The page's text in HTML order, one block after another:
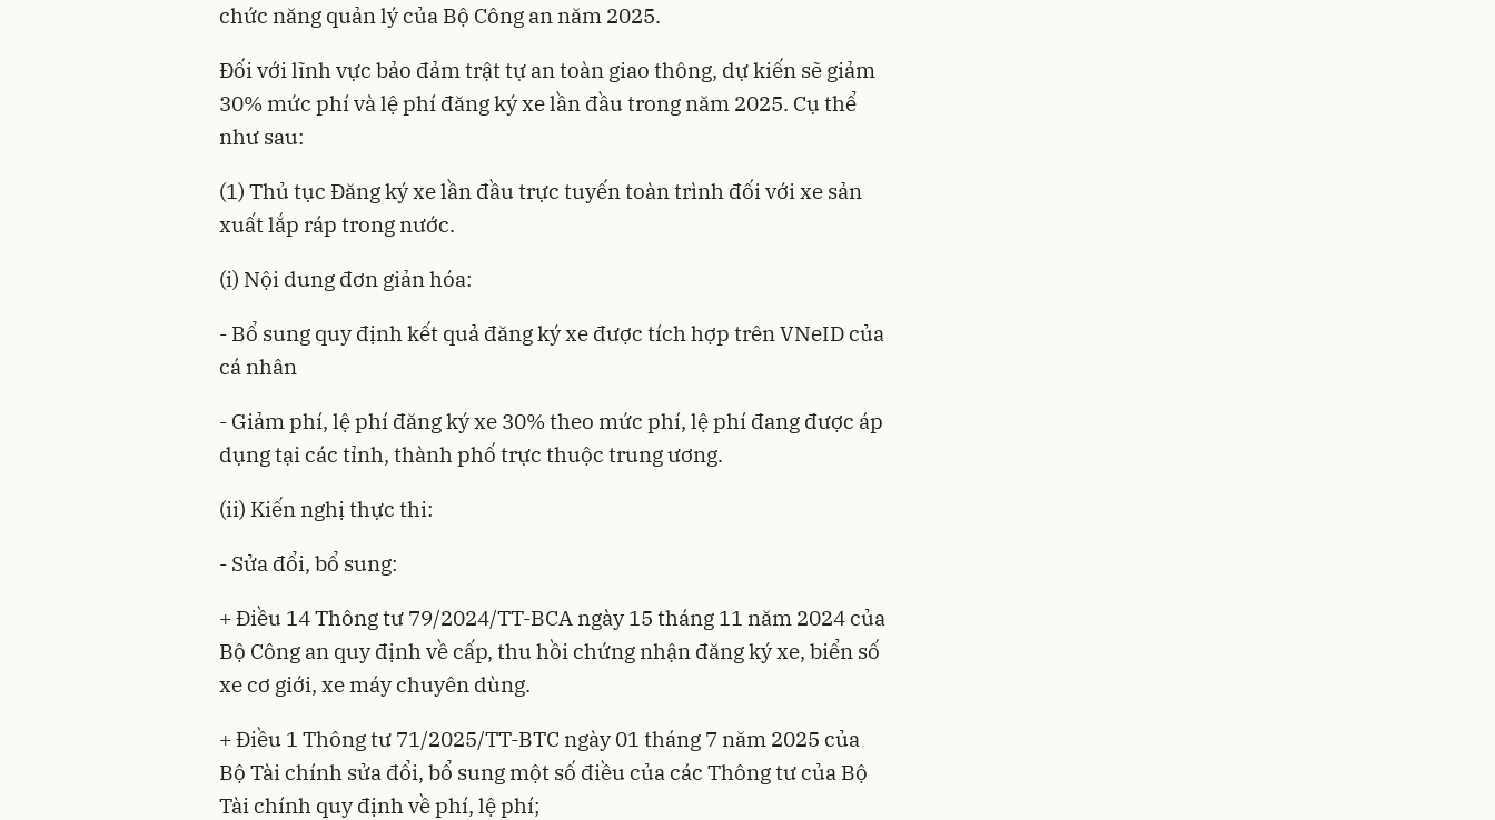
chức năng quản lý của Bộ Công an năm 2025.
Đối với lĩnh vực bảo đảm trật tự an toàn giao thông, dự kiến sẽ giảm
30% mức phí và lệ phí đăng ký xe lần đầu trong năm 2025. Cụ thể
như sau:
(1) Thủ tục Đăng ký xe lần đầu trực tuyến toàn trình đối với xe sản
xuất lắp ráp trong nước.
(i) Nội dung đơn giản hóa:
- Bổ sung quy định kết quả đăng ký xe được tích hợp trên VNeID của
cá nhân
- Giảm phí, lệ phí đăng ký xe 30% theo mức phí, lệ phí đang được áp
dụng tại các tỉnh, thành phố trực thuộc trung ương.
(ii) Kiến nghị thực thi:
- Sửa đổi, bổ sung:
+ Điều 14 Thông tư 79/2024/TT-BCA ngày 15 tháng 11 năm 2024 của
Bộ Công an quy định về cấp, thu hồi chứng nhận đăng ký xe, biển số
xe cơ giới, xe máy chuyên dùng.
+ Điều 1 Thông tư 71/2025/TT-BTC ngày 01 tháng 7 năm 2025 của
Bộ Tài chính sửa đổi, bổ sung một số điều của các Thông tư của Bộ
Tài chính quy định về phí, lệ phí;